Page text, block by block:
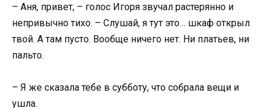
– Аня, привет, – голос Игоря звучал растерянно и
непривычно тихо. – Слушай, я тут это… шкаф открыл
твой. А там пусто. Вообще ничего нет. Ни платьев, ни
пальто.
– Я же сказала тебе в субботу, что собрала вещи и
ушла.